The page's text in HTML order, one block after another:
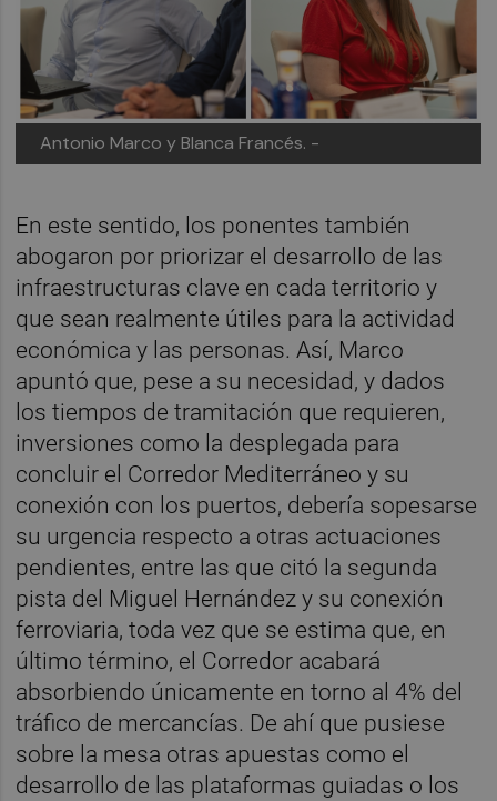
Antonio Marco y Blanca Francés. -
En este sentido, los ponentes también
abogaron por priorizar el desarrollo de las
infraestructuras clave en cada territorio y
que sean realmente útiles para la actividad
económica y las personas. Así, Marco
apuntó que, pese a su necesidad, y dados
los tiempos de tramitación que requieren,
inversiones como la desplegada para
concluir el Corredor Mediterráneo y su
conexión con los puertos, debería sopesarse
su urgencia respecto a otras actuaciones
pendientes, entre las que citó la segunda
pista del Miguel Hernández y su conexión
ferroviaria, toda vez que se estima que, en
último término, el Corredor acabará
absorbiendo únicamente en torno al 4% del
tráfico de mercancías. De ahí que pusiese
sobre la mesa otras apuestas como el
desarrollo de las plataformas guiadas o los